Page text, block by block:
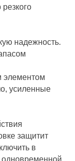
надежность.
элементом
усиленные
защитит
в